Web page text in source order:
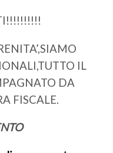
IL
DA
FISCALE.